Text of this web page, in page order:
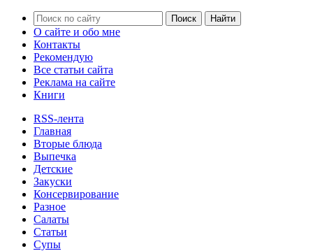
О сайте и обо мне
Контакты
Рекомендую
Все статьи сайта
Реклама на сайте
Книги
RSS-лента
Главная
Вторые блюда
Выпечка
Детские
Закуски
Консервирование
Разное
Салаты
Статьи
Супы